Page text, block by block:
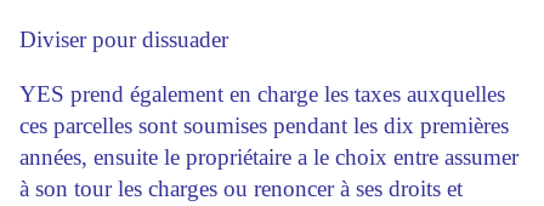
Diviser pour dissuader
YES prend également en charge les taxes auxquelles
ces parcelles sont soumises pendant les dix premières
années, ensuite le propriétaire a le choix entre assumer
à son tour les charges ou renoncer à ses droits et